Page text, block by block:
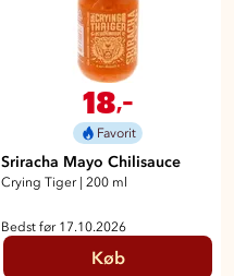
18 ,-
Favorit
Sriracha Mayo Chilisauce
Crying Tiger | 200 ml
Bedst før 17.10.2026
Køb